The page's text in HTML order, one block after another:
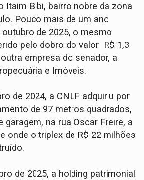
Itaim Bibi, bairro nobre da zona
Pouco mais de um ano
de 2025, o mesmo
pelo dobro do valor R$ 1,3
empresa do senador, a
e Imóveis.
de 2024, a CNLF adquiriu por
de 97 metros quadrados,
garagem, na rua Oscar Freire, a
onde o triplex de R$ 22 milhões
de 2025, a holding patrimonial